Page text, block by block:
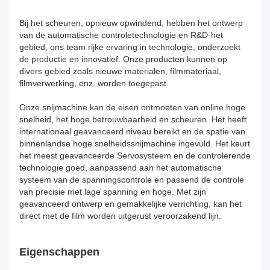
Bij het scheuren, opnieuw opwindend, hebben het ontwerp
van de automatische controletechnologie en R&D-het
gebied, ons team rijke ervaring in technologie, onderzoekt
de productie en innovatief. Onze producten kunnen op
divers gebied zoals nieuwe materialen, filmmateriaal,
filmverwerking, enz. worden toegepast.
Onze snijmachine kan de eisen ontmoeten van online hoge
snelheid, het hoge betrouwbaarheid en scheuren. Het heeft
internationaal geavanceerd niveau bereikt en de spatie van
binnenlandse hoge snelheidssnijmachine ingevuld. Het keurt
het meest geavanceerde Servosysteem en de controlerende
technologie goed, aanpassend aan het automatische
systeem van de spanningscontrole en passend de controle
van precisie met lage spanning en hoge. Met zijn
geavanceerd ontwerp en gemakkelijke verrichting, kan het
direct met de film worden uitgerust veroorzakend lijn.
Eigenschappen